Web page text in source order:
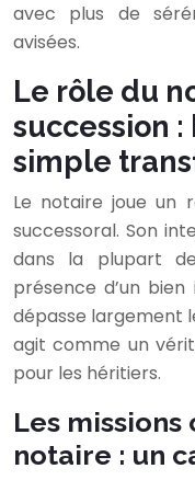
avec plus de
avisées.
Le rôle du
succession :
simple
Le notaire joue un
successoral. Son
dans la plupart
présence d’un
dépasse largement
agit comme un
pour les héritiers.
Les
notaire : un